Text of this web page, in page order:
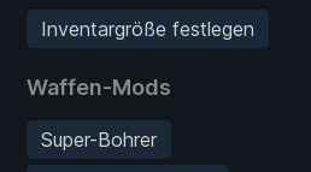
Inventargröße festlegen
Waffen-Mods
Super-Bohrer